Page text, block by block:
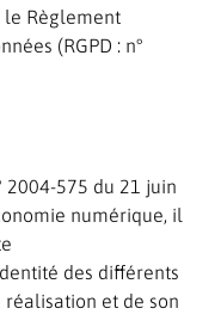
le Règlement
(RGPD : n°
2004-575 du 21 juin
numérique, il
des différents
et de son